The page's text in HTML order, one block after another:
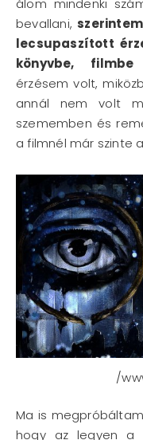
álom mindenki
bevallani,
lecsupaszított
könyvbe,
érzésem volt,
annál nem volt
szememben és
a filmnél már szinte
/
Ma is
hogy az legyen a